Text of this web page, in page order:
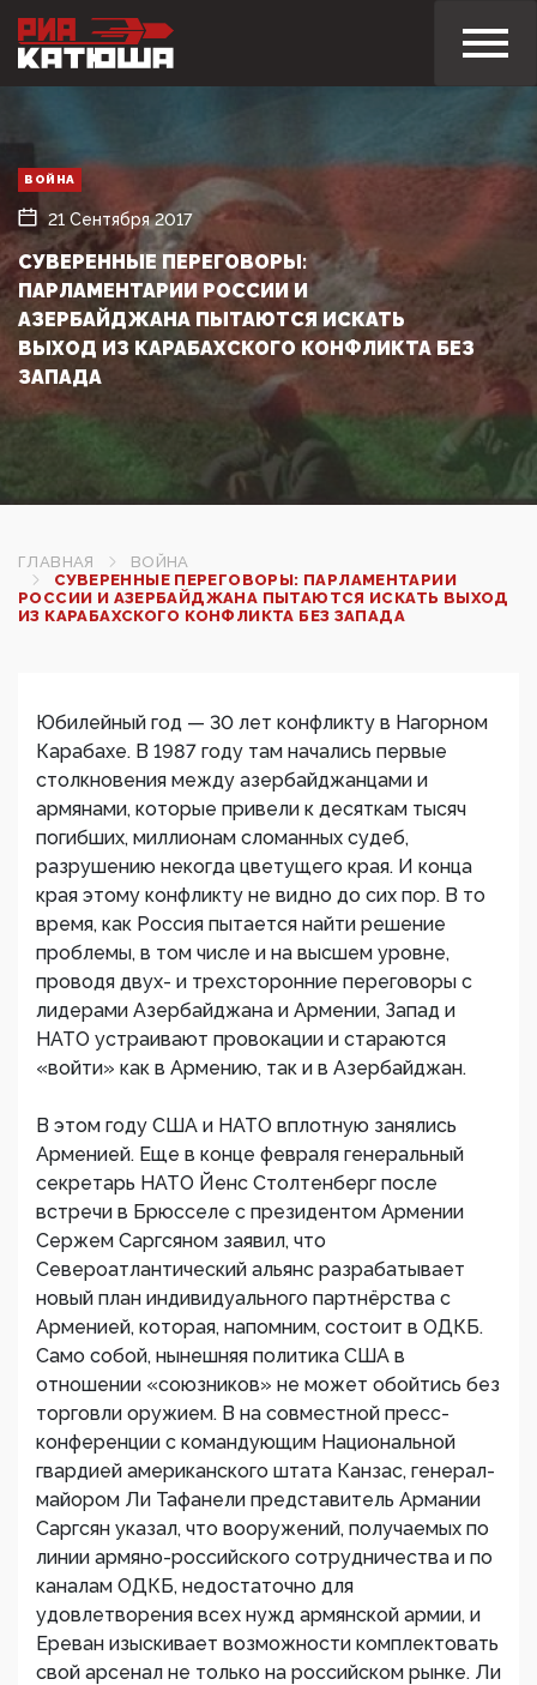
ВОЙНА
21 Сентября 2017
СУВЕРЕННЫЕ ПЕРЕГОВОРЫ:
ПАРЛАМЕНТАРИИ РОССИИ И
АЗЕРБАЙДЖАНА ПЫТАЮТСЯ ИСКАТЬ
ВЫХОД ИЗ КАРАБАХСКОГО КОНФЛИКТА БЕЗ
ЗАПАДА
ГЛАВНАЯ
ВОЙНА
СУВЕРЕННЫЕ ПЕРЕГОВОРЫ: ПАРЛАМЕНТАРИИ
РОССИИ И АЗЕРБАЙДЖАНА ПЫТАЮТСЯ ИСКАТЬ ВЫХОД
ИЗ КАРАБАХСКОГО КОНФЛИКТА БЕЗ ЗАПАДА
Юбилейный год — 30 лет конфликту в Нагорном
Карабахе. В 1987 году там начались первые
столкновения между азербайджанцами и
армянами, которые привели к десяткам тысяч
погибших, миллионам сломанных судеб,
разрушению некогда цветущего края. И конца
края этому конфликту не видно до сих пор. В то
время, как Россия пытается найти решение
проблемы, в том числе и на высшем уровне,
проводя двух- и трехсторонние переговоры с
лидерами Азербайджана и Армении, Запад и
НАТО устраивают провокации и стараются
«войти» как в Армению, так и в Азербайджан.
В этом году США и НАТО вплотную занялись
Арменией. Еще в конце февраля генеральный
секретарь НАТО Йенс Столтенберг после
встречи в Брюсселе с президентом Армении
Сержем Саргсяном заявил, что
Североатлантический альянс разрабатывает
новый план индивидуального партнёрства с
Арменией, которая, напомним, состоит в ОДКБ.
Само собой, нынешняя политика США в
отношении «союзников» не может обойтись без
торговли оружием. В на совместной пресс-
конференции с командующим Национальной
гвардией американского штата Канзас, генерал-
майором Ли Тафанели представитель Армании
Саргсян указал, что вооружений, получаемых по
линии армяно-российского сотрудничества и по
каналам ОДКБ, недостаточно для
удовлетворения всех нужд армянской армии, и
Ереван изыскивает возможности комплектовать
свой арсенал не только на российском рынке. Ли